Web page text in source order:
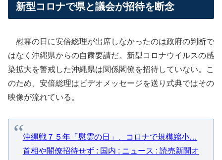
新型コロナで県と議会が招待を断念
慰霊の日に安倍総理が出席しなかったのは政府の判断で
はなく沖縄県からの自粛要請だ。新型コロナウイルスの感
染拡大を警戒した沖縄県は関係閣僚を招待していない。こ
のため、安倍総理はビデオメッセージを送り式典ではその
映像が流れている。
沖縄戦７５年「慰霊の日」、コロナで規模縮小…
首相や閣僚招待せず : 国内 : ニュース : 読売新聞オ